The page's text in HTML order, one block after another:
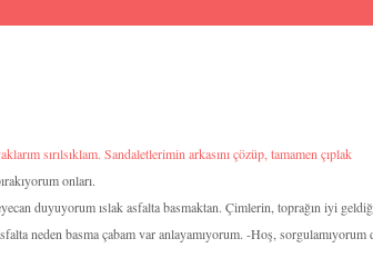
sırılsıklam. Sandaletlerimin arkasını çözüp, tamamen çıplak
onları.
duyuyorum ıslak asfalta basmaktan. Çimlerin, toprağın iyi
neden basma çabam var anlayamıyorum. -Hoş, sorgulamıyorum